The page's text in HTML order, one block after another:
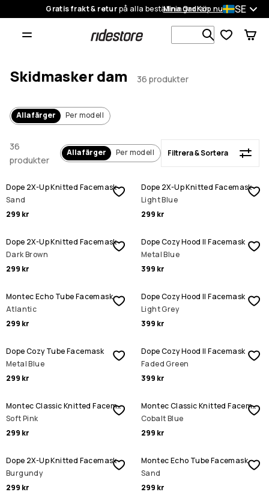
Gratis frakt & returpå alla beställningarKöp nu
Mina Ordrar SE
Sök bland
Filtrera & Sortera
Skidmasker dam 36 produkter
Alla färger Per modell
36
produkter
Alla färger Per modell Filtrera & Sortera
Dope 2X-Up Knitted Facemask
Sand
299 kr
Dope 2X-Up Knitted Facemask
Light Blue
299 kr
Dope 2X-Up Knitted Facemask
Dark Brown
299 kr
Dope Cozy Hood II Facemask
Metal Blue
399 kr
Montec Echo Tube Facemask
Atlantic
299 kr
Dope Cozy Hood II Facemask
Light Grey
399 kr
Dope Cozy Tube Facemask
Metal Blue
299 kr
Dope Cozy Hood II Facemask
Faded Green
399 kr
Montec Classic Knitted Facemask
Soft Pink
299 kr
Montec Classic Knitted Facemask
Cobalt Blue
299 kr
Dope 2X-Up Knitted Facemask
Burgundy
299 kr
Montec Echo Tube Facemask
Sand
299 kr